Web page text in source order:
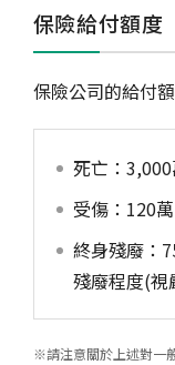
保險給付額度
保險公司的給付
死亡：
受傷：120
終身殘廢：
殘廢程度(視
※請注意關於上述對一